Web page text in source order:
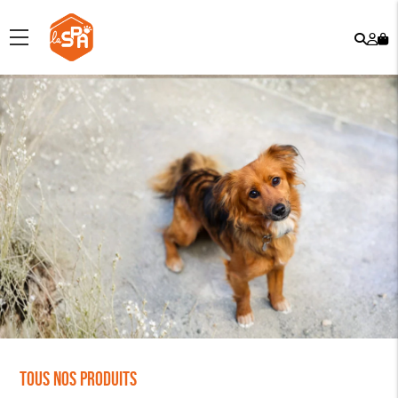
menu
Tous nos produits